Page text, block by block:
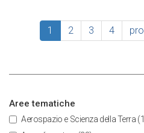
PaginazionePagina
attuale
1 Page
2 Page
3 Page
4
Aree tematiche
Aerospazio e Scienza della Terra